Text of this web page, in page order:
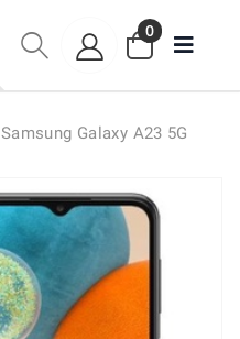
0
Samsung Galaxy A23 5G